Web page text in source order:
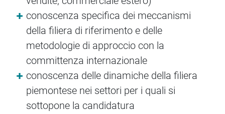
conoscenza specifica dei meccanismi
della filiera di riferimento e delle
metodologie di approccio con la
committenza internazionale
conoscenza delle dinamiche della filiera
piemontese nei settori per i quali si
sottopone la candidatura